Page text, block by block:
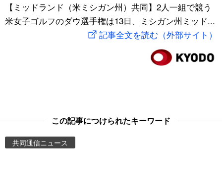
文化
動画/Live
スポーツ・東京2020
【ミッドランド（米ミシガン州）共同】2人一組で競う
米女子ゴルフのダウ選手権は13日、ミシガン州ミッド...
記事全文を読む（外部サイト）
この記事につけられたキーワード
共同通信ニュース